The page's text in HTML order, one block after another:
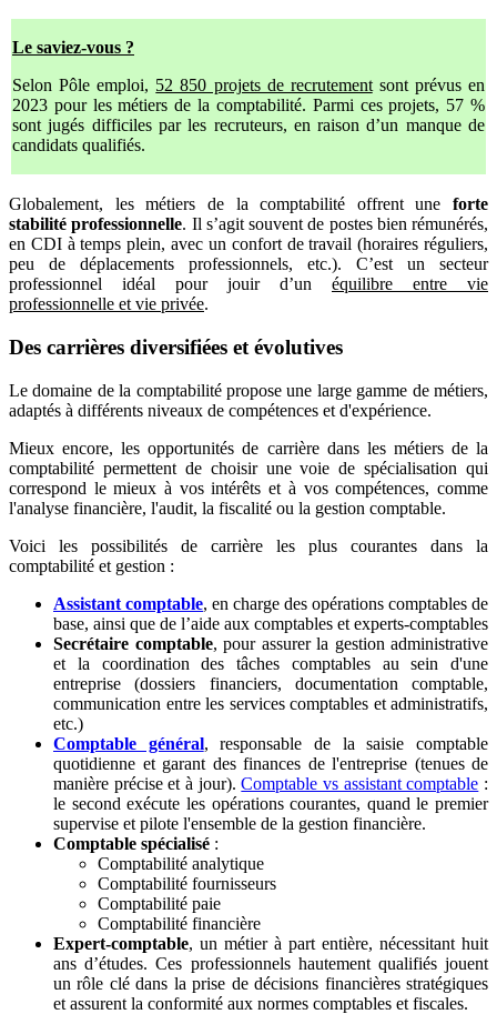
Le saviez-vous ?
Selon Pôle emploi, 52 850 projets de recrutementsont prévus en
2023 pour les métiers de la comptabilité. Parmi ces projets, 57 %
sont jugés difficiles par les recruteurs, en raison d’un manque de
candidats qualifiés.
Globalement, les métiers de la comptabilité offrent une forte
stabilité professionnelle. Il s’agit souvent de postes bien rémunérés,
en CDI à temps plein, avec un confort de travail (horaires réguliers,
peu de déplacements professionnels, etc.). C’est un secteur
professionnel idéal pour jouir d’un équilibre entre vie
professionnelle et vie privée.
Des carrières diversifiées et évolutives
Le domaine de la comptabilité propose une large gamme de métiers,
adaptés à différents niveaux de compétences et d'expérience.
Mieux encore, les opportunités de carrière dans les métiers de la
comptabilité permettent de choisir une voie de spécialisation qui
correspond le mieux à vos intérêts et à vos compétences, comme
l'analyse financière, l'audit, la fiscalité ou la gestion comptable.
Voici les possibilités de carrière les plus courantes dans la
comptabilité et gestion :
Assistant comptable, en charge des opérations comptables de
base, ainsi que de l’aide aux comptables et experts-comptables
Secrétaire comptable, pour assurer la gestion administrative
et la coordination des tâches comptables au sein d'une
entreprise (dossiers financiers, documentation comptable,
communication entre les services comptables et administratifs,
etc.)
Comptable général, responsable de la saisie comptable
quotidienne et garant des finances de l'entreprise (tenues de
manière précise et à jour).Comptable vs assistant comptable :
le second exécute les opérations courantes, quand le premier
supervise et pilote l'ensemble de la gestion financière.
Comptable spécialisé :
Comptabilité analytique
Comptabilité fournisseurs
Comptabilité paie
Comptabilité financière
Expert-comptable, un métier à part entière, nécessitant huit
ans d’études. Ces professionnels hautement qualifiés jouent
un rôle clé dans la prise de décisions financières stratégiques
et assurent la conformité aux normes comptables et fiscales.